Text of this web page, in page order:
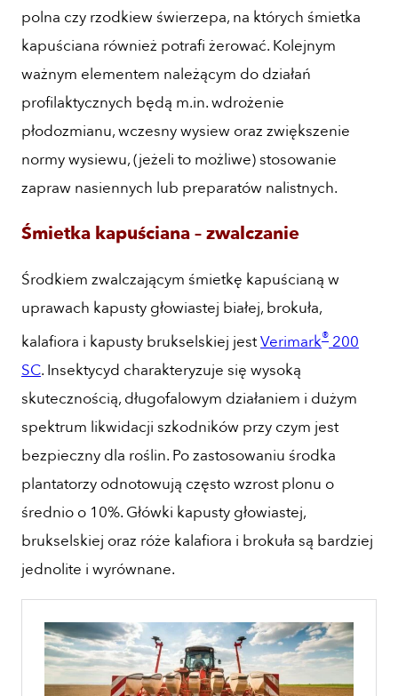
polna czy rzodkiew świerzepa, na których śmietka
kapuściana również potrafi żerować. Kolejnym
ważnym elementem należącym do działań
profilaktycznych będą m.in. wdrożenie
płodozmianu, wczesny wysiew oraz zwiększenie
normy wysiewu, (jeżeli to możliwe) stosowanie
zapraw nasiennych lub preparatów nalistnych.
Śmietka kapuściana – zwalczanie
Środkiem zwalczającym śmietkę kapuścianą w
uprawach kapusty głowiastej białej, brokuła,
kalafiora i kapusty brukselskiej jestVerimark® 200
SC. Insektycyd charakteryzuje się wysoką
skutecznością, długofalowym działaniem i dużym
spektrum likwidacji szkodników przy czym jest
bezpieczny dla roślin. Po zastosowaniu środka
plantatorzy odnotowują często wzrost plonu o
średnio o 10%. Główki kapusty głowiastej,
brukselskiej oraz róże kalafiora i brokuła są bardziej
jednolite i wyrównane.